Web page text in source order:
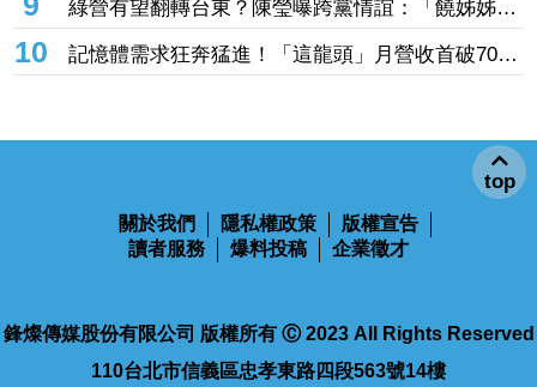
綠營有望翻轉台東？陳瑩曝跨黨情誼：「饒姊姊」
曾親授「這職位」
10
記憶體需求狂奔猛進！「這龍頭」月營收首破70億
創新高 前七月年增飆破137%
關於我們 隱私權政策
版權宣告
讀者服務
爆料投稿 企業徵才
鋒燦傳媒股份有限公司 版權所有 Ⓒ 2023 All Rights Reserved
110台北市信義區忠孝東路四段563號14樓
top